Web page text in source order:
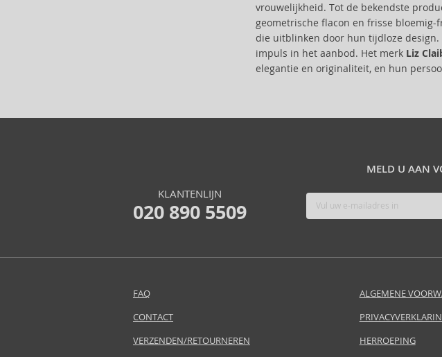
vrouwelijkheid. Tot de bekendste
geometrische flacon en frisse
die uitblinken door hun tijdloze
impuls in het aanbod. Het merk Liz
elegantie en originaliteit, en hun
Baby Boom (4)
MELD U AAN
KLANTENLIJN
020 890 5509
FAQ
CONTACT
VERZENDEN/RETOURNEREN
ALGEMENE
HERROEPING